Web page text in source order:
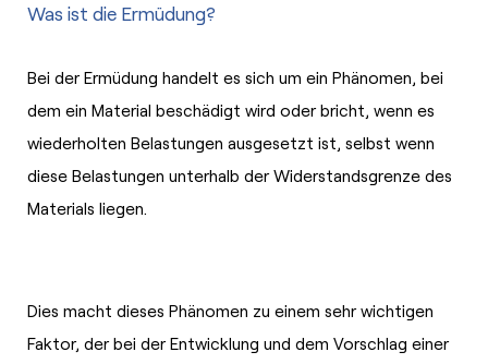
Was ist die Ermüdung?
Bei der Ermüdung handelt es sich um ein Phänomen, bei
dem ein Material beschädigt wird oder bricht, wenn es
wiederholten Belastungen ausgesetzt ist, selbst wenn
diese Belastungen unterhalb der Widerstandsgrenze des
Materials liegen.
Dies macht dieses Phänomen zu einem sehr wichtigen
Faktor, der bei der Entwicklung und dem Vorschlag einer